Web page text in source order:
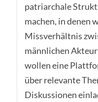
patriarchale
machen, in denen
Missverhältnis
männlichen
wollen eine
über relevante
Diskussionen